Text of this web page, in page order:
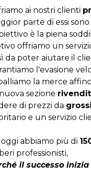
ai nostri clienti
parte di essi sono
è la piena
offriamo un
da poter aiutare il
l'evasione
la merce
sezione
di prezzi da
e un servizio
abbiamo più di
professionisti,
il successo